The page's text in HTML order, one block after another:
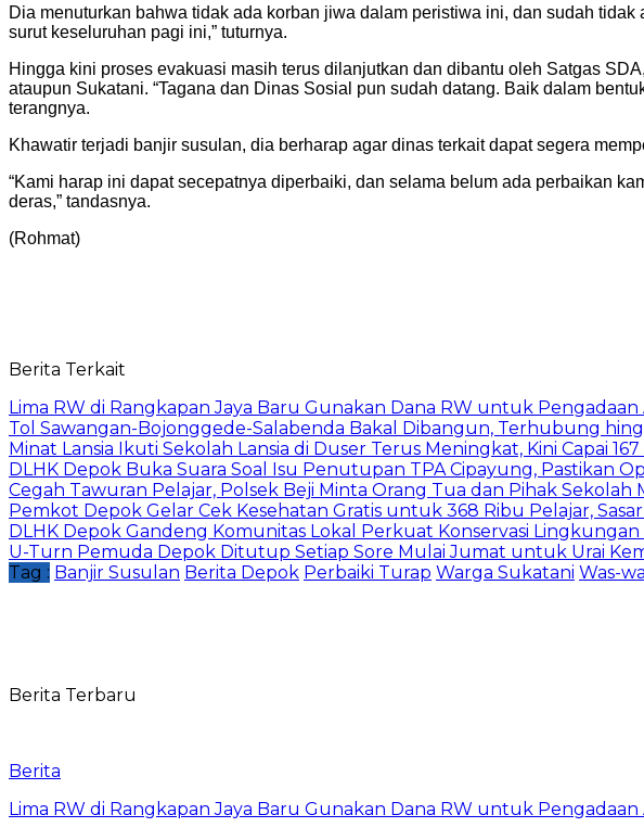
Dia menuturkan bahwa tidak ada korban jiwa dalam peristiwa ini, dan sudah
surut keseluruhan pagi ini,” tuturnya.
Hingga kini proses evakuasi masih terus dilanjutkan dan dibantu oleh Satgas
ataupun Sukatani. “Tagana dan Dinas Sosial pun sudah datang. Baik dalam
terangnya.
Khawatir terjadi banjir susulan, dia berharap agar dinas terkait dapat segera
“Kami harap ini dapat secepatnya diperbaiki, dan selama belum ada perbaikan
deras,” tandasnya.
(Rohmat)
Berita Terkait
Lima RW di Rangkapan Jaya Baru Gunakan Dana RW untuk
Tol Sawangan-Bojonggede-Salabenda Bakal Dibangun, Terhubung
Minat Lansia Ikuti Sekolah Lansia di Duser Terus Meningkat, Kini Capai
DLHK Depok Buka Suara Soal Isu Penutupan TPA Cipayung, Pastikan
Cegah Tawuran Pelajar, Polsek Beji Minta Orang Tua dan Pihak
Pemkot Depok Gelar Cek Kesehatan Gratis untuk 368 Ribu Pelajar, Sasar
DLHK Depok Gandeng Komunitas Lokal Perkuat Konservasi Lingkungan
U-Turn Pemuda Depok Ditutup Setiap Sore Mulai Jumat untuk Urai
Tag : Banjir Susulan Berita Depok Perbaiki Turap Warga Sukatani Was-
Berita Terbaru
Berita
Lima RW di Rangkapan Jaya Baru Gunakan Dana RW untuk